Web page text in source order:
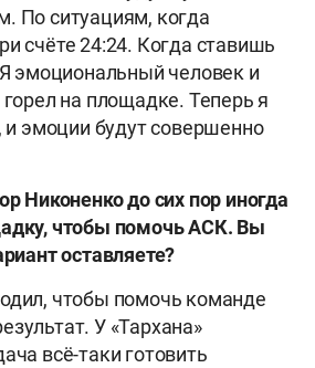
По ситуациям, когда
счёте 24:24. Когда ставишь
эмоциональный человек и
на площадке. Теперь я
и эмоции будут совершенно
Никоненко до сих пор иногда
чтобы помочь АСК. Вы
оставляете?
чтобы помочь команде
У «Тархана»
всё-таки готовить